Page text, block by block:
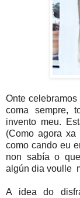
Onte
coma sempre,
invento meu.
(Como agora
como cando eu
non sabía o
algún dia voulle
A idea do